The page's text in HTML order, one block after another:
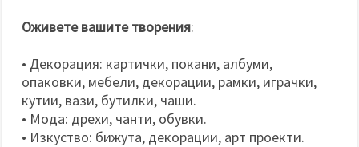
Оживете вашите творения:
• Декорация: картички, покани, албуми,
опаковки, мебели, декорации, рамки, играчки,
кутии, вази, бутилки, чаши.
• Мода: дрехи, чанти, обувки.
• Изкуство: бижута, декорации, арт проекти.